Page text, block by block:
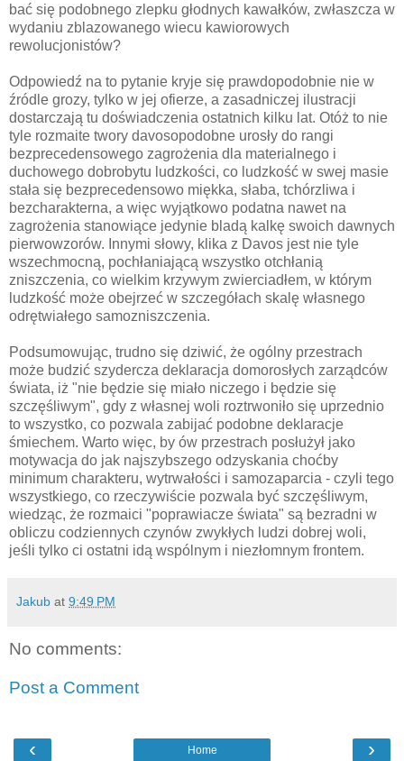
bać się podobnego zlepku głodnych kawałków, zwłaszcza w
wydaniu zblazowanego wiecu kawiorowych
rewolucjonistów?
Odpowiedź na to pytanie kryje się prawdopodobnie nie w
źródle grozy, tylko w jej ofierze, a zasadniczej ilustracji
dostarczają tu doświadczenia ostatnich kilku lat. Otóż to nie
tyle rozmaite twory davosopodobne urosły do rangi
bezprecedensowego zagrożenia dla materialnego i
duchowego dobrobytu ludzkości, co ludzkość w swej masie
stała się bezprecedensowo miękka, słaba, tchórzliwa i
bezcharakterna, a więc wyjątkowo podatna nawet na
zagrożenia stanowiące jedynie bladą kalkę swoich dawnych
pierwowzorów. Innymi słowy, klika z Davos jest nie tyle
wszechmocną, pochłaniającą wszystko otchłanią
zniszczenia, co wielkim krzywym zwierciadłem, w którym
ludzkość może obejrzeć w szczegółach skalę własnego
odrętwiałego samozniszczenia.
Podsumowując, trudno się dziwić, że ogólny przestrach
może budzić szydercza deklaracja domorosłych zarządców
świata, iż "nie będzie się miało niczego i będzie się
szczęśliwym", gdy z własnej woli roztrwoniło się uprzednio
to wszystko, co pozwala zabijać podobne deklaracje
śmiechem. Warto więc, by ów przestrach posłużył jako
motywacja do jak najszybszego odzyskania choćby
minimum charakteru, wytrwałości i samozaparcia - czyli tego
wszystkiego, co rzeczywiście pozwala być szczęśliwym,
wiedząc, że rozmaici "poprawiacze świata" są bezradni w
obliczu codziennych czynów zwykłych ludzi dobrej woli,
jeśli tylko ci ostatni idą wspólnym i niezłomnym frontem.
Jakub at 9:49 PM
No comments:
Post a Comment
‹ ›
Home